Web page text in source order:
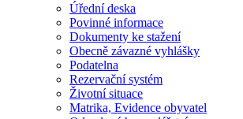
Úřední deska
Povinné informace
Dokumenty ke stažení
Obecně závazné vyhlášky
Podatelna
Rezervační systém
Životní situace
Matrika, Evidence obyvatel